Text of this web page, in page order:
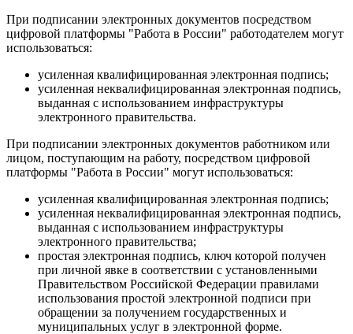
При подписании электронных документов посредством
цифровой платформы "Работа в России" работодателем могут
использоваться:
усиленная квалифицированная электронная подпись;
усиленная неквалифицированная электронная подпись,
выданная с использованием инфраструктуры
электронного правительства.
При подписании электронных документов работником или
лицом, поступающим на работу, посредством цифровой
платформы "Работа в России" могут использоваться:
усиленная квалифицированная электронная подпись;
усиленная неквалифицированная электронная подпись,
выданная с использованием инфраструктуры
электронного правительства;
простая электронная подпись, ключ которой получен
при личной явке в соответствии с установленными
Правительством Российской Федерации правилами
использования простой электронной подписи при
обращении за получением государственных и
муниципальных услуг в электронной форме.